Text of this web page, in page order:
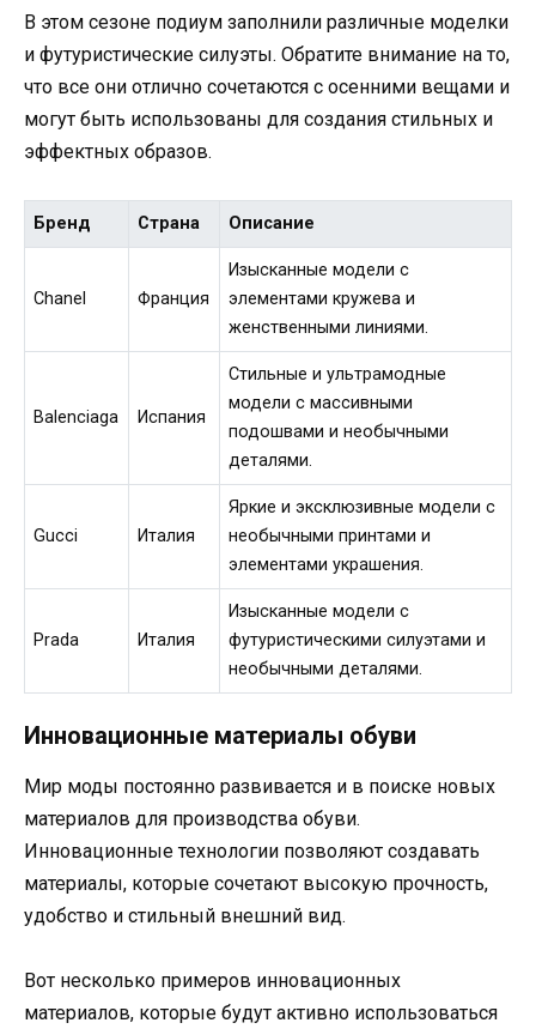
В этом сезоне подиум заполнили различные моделки
и футуристические силуэты. Обратите внимание на то,
что все они отлично сочетаются с осенними вещами и
могут быть использованы для создания стильных и
эффектных образов.
Бренд Страна Описание
Chanel Франция
Изысканные модели с
элементами кружева и
женственными линиями.
Balenciaga Испания
Стильные и ультрамодные
модели с массивными
подошвами и необычными
деталями.
Gucci Италия
Яркие и эксклюзивные модели с
необычными принтами и
элементами украшения.
Prada Италия
Изысканные модели с
футуристическими силуэтами и
необычными деталями.
Инновационные материалы обуви
Мир моды постоянно развивается и в поиске новых
материалов для производства обуви.
Инновационные технологии позволяют создавать
материалы, которые сочетают высокую прочность,
удобство и стильный внешний вид.
Вот несколько примеров инновационных
материалов, которые будут активно использоваться